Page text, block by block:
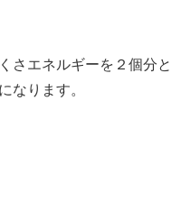
さエネルギーを２個分と
ります。